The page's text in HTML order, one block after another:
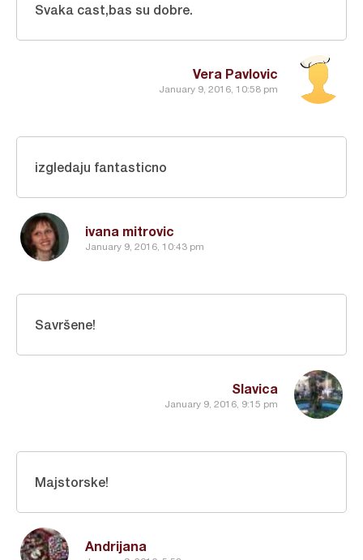
Vera Pavlovic
January 9, 2016, 10:58 pm
Svaka cast,bas su dobre.
ivana mitrovic
January 9, 2016, 10:43 pm
izgledaju fantasticno
Slavica
January 9, 2016, 9:15 pm
Savršene!
Andrijana
Majstorske!